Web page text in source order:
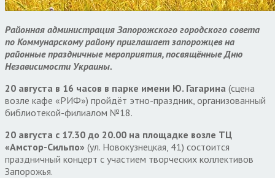
Районная администрация Запорожского городского совета
по Коммунарскому району приглашает запорожцев на
районные праздничные мероприятия, посвящённые Дню
Независимости Украины.
20 августа в 16 часов в парке имени Ю. Гагарина (сцена
возле кафе «РИФ») пройдёт этно-праздник, организованный
библиотекой-филиалом №18.
20 августа с 17.30 до 20.00 на площадке возле ТЦ
«Амстор-Сильпо» (ул. Новокузнецкая, 41) состоится
праздничный концерт с участием творческих коллективов
Запорожья.